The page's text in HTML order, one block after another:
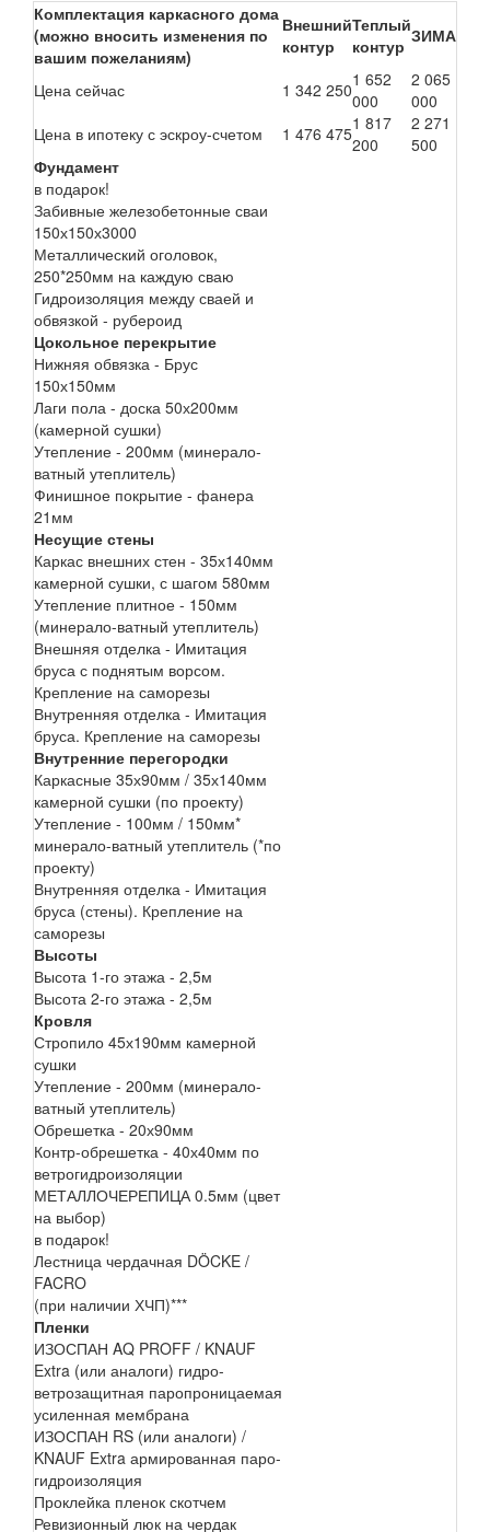
Комплектация каркасного дома
(можно вносить изменения по
вашим пожеланиям)
Внешний
контур
Теплый
контур ЗИМА
Цена сейчас 1 342 2501 652
000
2 065
000
Цена в ипотеку с эскроу-счетом
1 476 4751 817
200
2 271
500
Фундамент
в подарок!
Забивные железобетонные сваи
150х150х3000
Металлический оголовок,
250*250мм на каждую сваю
Гидроизоляция между сваей и
обвязкой - рубероид
Цокольное перекрытие
Нижняя обвязка - Брус
150х150мм
Лаги пола - доска 50х200мм
(камерной сушки)
Утепление - 200мм (минерало-
ватный утеплитель)
Финишное покрытие - фанера
21мм
Несущие стены
Каркас внешних стен - 35х140мм
камерной сушки, с шагом 580мм
Утепление плитное - 150мм
(минерало-ватный утеплитель)
Внешняя отделка - Имитация
бруса с поднятым ворсом.
Крепление на саморезы
Внутренняя отделка - Имитация
бруса. Крепление на саморезы
Внутренние перегородки
Каркасные 35х90мм / 35х140мм
камерной сушки (по проекту)
Утепление - 100мм / 150мм*
минерало-ватный утеплитель (*по
проекту)
Внутренняя отделка - Имитация
бруса (стены). Крепление на
саморезы
Высоты
Высота 1-го этажа - 2,5м
Высота 2-го этажа - 2,5м
Кровля
Стропило 45х190мм камерной
сушки
Утепление - 200мм (минерало-
ватный утеплитель)
Обрешетка - 20х90мм
Контр-обрешетка - 40х40мм по
ветрогидроизоляции
МЕТАЛЛОЧЕРЕПИЦА 0.5мм (цвет
на выбор)
в подарок!
Лестница чердачная DÖCKE /
FACRO
(при наличии ХЧП)***
Пленки
ИЗОСПАН AQ PROFF / KNAUF
Extra (или аналоги) гидро-
ветрозащитная паропроницаемая
усиленная мембрана
ИЗОСПАН RS (или аналоги) /
KNAUF Extra армированная паро-
гидроизоляция
Проклейка пленок скотчем
Ревизионный люк на чердак